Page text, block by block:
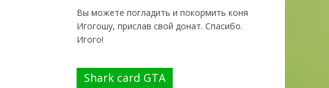
Вы можете погладить и покормить коня
Игогошу, прислав свой донат. Спасибо.
Игого!
Shark card GTA